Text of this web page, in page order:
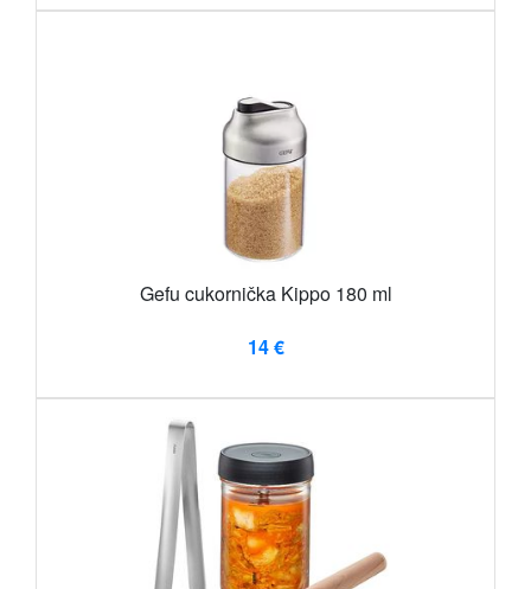
Gefu cukornička Kippo 180 ml
14 €